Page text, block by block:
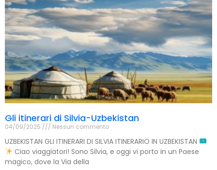
Gli itinerari di Silvia-Uzbekistan
04/09/2025 Nessun commento
UZBEKISTAN GLI ITINERARI DI SILVIA ITINERARIO IN UZBEKISTAN
Ciao viaggiatori! Sono Silvia, e oggi vi porto in un Paese
magico, dove la Via della